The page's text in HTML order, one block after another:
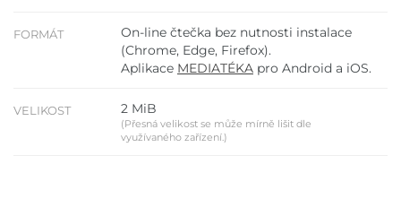
FORMÁT
On-line čtečka bez nutnosti instalace
(Chrome, Edge, Firefox).
Aplikace MEDIATÉKA pro Android a iOS.
VELIKOST 2 MiB
(Přesná velikost se může mírně lišit dle
využívaného zařízení.)